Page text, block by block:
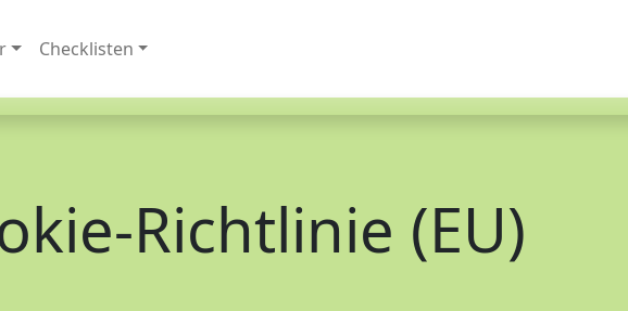
Checklisten
Richtlinie (EU)